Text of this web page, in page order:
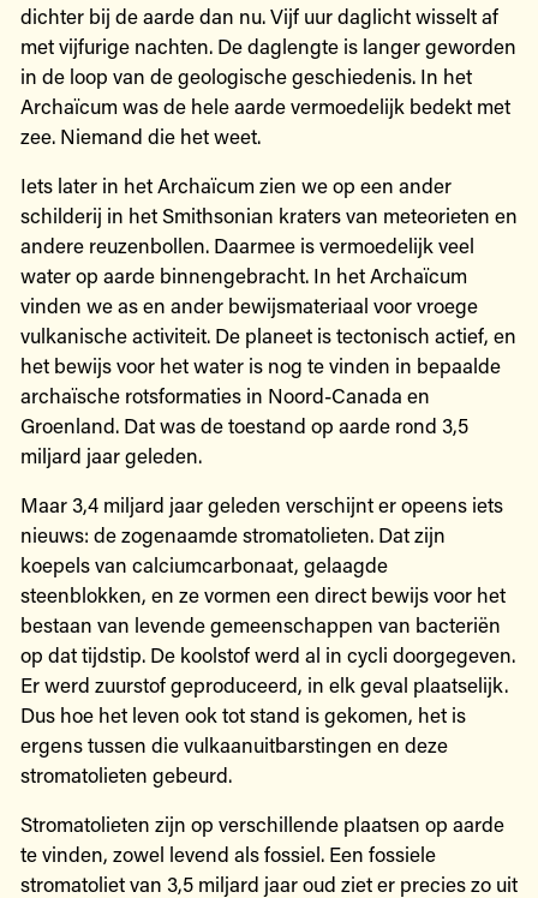
dichter bij de aarde dan nu. Vijf uur daglicht wisselt af
met vijfurige nachten. De daglengte is langer geworden
in de loop van de geologische geschiedenis. In het
Archaïcum was de hele aarde vermoedelijk bedekt met
zee. Niemand die het weet.
Iets later in het Archaïcum zien we op een ander
schilderij in het Smithsonian kraters van meteorieten en
andere reuzenbollen. Daarmee is vermoedelijk veel
water op aarde binnengebracht. In het Archaïcum
vinden we as en ander bewijsmateriaal voor vroege
vulkanische activiteit. De planeet is tectonisch actief, en
het bewijs voor het water is nog te vinden in bepaalde
archaïsche rotsformaties in Noord-Canada en
Groenland. Dat was de toestand op aarde rond 3,5
miljard jaar geleden.
Maar 3,4 miljard jaar geleden verschijnt er opeens iets
nieuws: de zogenaamde stromatolieten. Dat zijn
koepels van calciumcarbonaat, gelaagde
steenblokken, en ze vormen een direct bewijs voor het
bestaan van levende gemeenschappen van bacteriën
op dat tijdstip. De koolstof werd al in cycli doorgegeven.
Er werd zuurstof geproduceerd, in elk geval plaatselijk.
Dus hoe het leven ook tot stand is gekomen, het is
ergens tussen die vulkaanuitbarstingen en deze
stromatolieten gebeurd.
Stromatolieten zijn op verschillende plaatsen op aarde
te vinden, zowel levend als fossiel. Een fossiele
stromatoliet van 3,5 miljard jaar oud ziet er precies zo uit